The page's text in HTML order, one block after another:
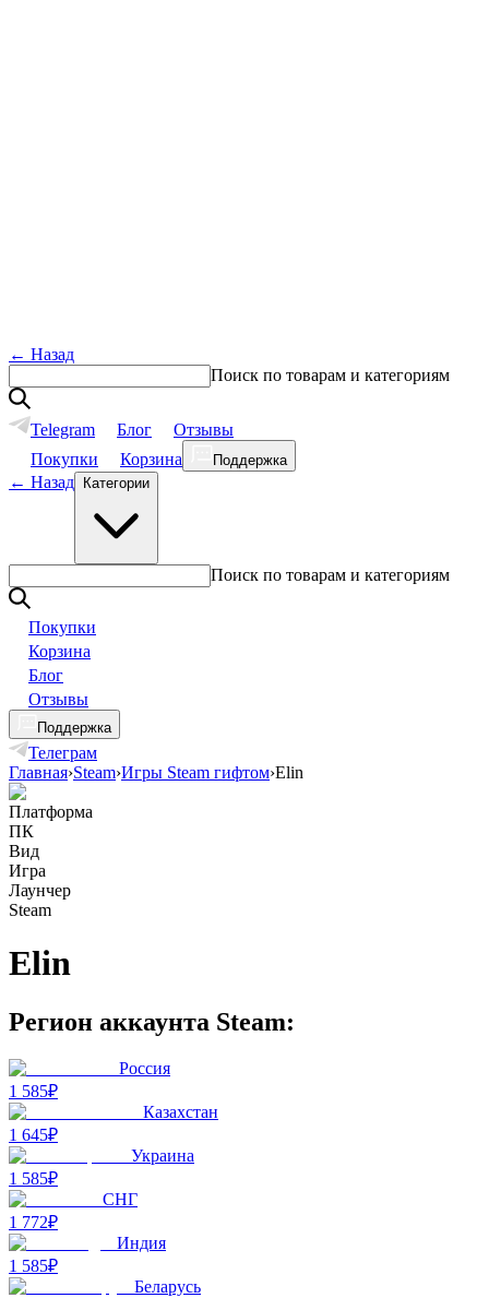
← Назад
Поиск по товарам и категориям
Telegram Блог
Отзывы
Покупки
Корзина Поддержка
← Назад Категории
Поиск по товарам и категориям
Покупки
Корзина
Блог
Отзывы
Поддержка
Телеграм
Главная›Steam›Игры Steam гифтом›Elin
Платформа
ПК
Вид
Игра
Лаунчер
Steam
Elin
Регион аккаунта Steam:
Россия
1 585₽
Казахстан
1 645₽
Украина
1 585₽
СНГ
1 772₽
Индия
1 585₽
Беларусь